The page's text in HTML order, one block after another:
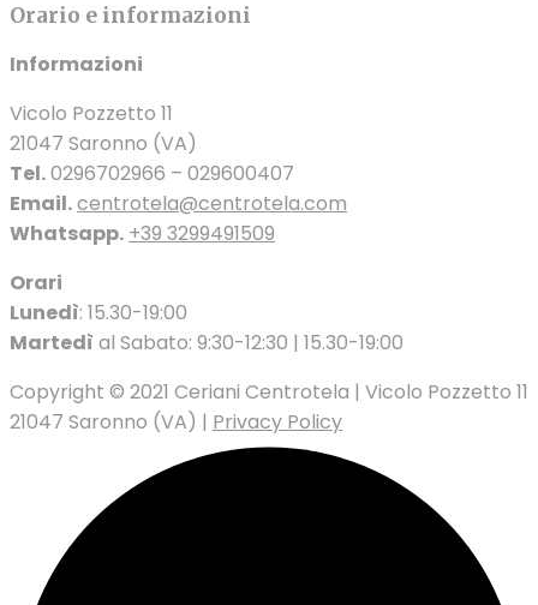
Orario e informazioni
Informazioni
Vicolo Pozzetto 11
21047 Saronno (VA)
Tel.0296702966 – 029600407
Email.centrotela@centrotela.com
Whatsapp. +39 3299491509
Orari
Lunedì: 15.30-19:00
Martedì al Sabato: 9:30-12:30 | 15.30-19:00
Copyright © 2021 Ceriani Centrotela | Vicolo Pozzetto 11
21047 Saronno (VA) | Privacy Policy